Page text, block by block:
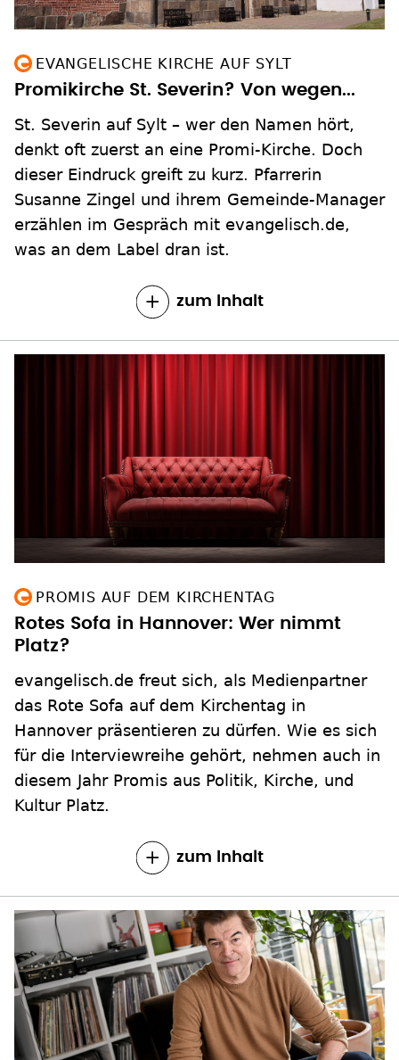
EVANGELISCHE KIRCHE AUF SYLT
Promikirche St. Severin? Von wegen...
St. Severin auf Sylt – wer den Namen hört,
denkt oft zuerst an eine Promi-Kirche. Doch
dieser Eindruck greift zu kurz. Pfarrerin
Susanne Zingel und ihrem Gemeinde-Manager
erzählen im Gespräch mit evangelisch.de,
was an dem Label dran ist.
zum Inhalt
PROMIS AUF DEM KIRCHENTAG
Rotes Sofa in Hannover: Wer nimmt
Platz?
evangelisch.de freut sich, als Medienpartner
das Rote Sofa auf dem Kirchentag in
Hannover präsentieren zu dürfen. Wie es sich
für die Interviewreihe gehört, nehmen auch in
diesem Jahr Promis aus Politik, Kirche, und
Kultur Platz.
zum Inhalt